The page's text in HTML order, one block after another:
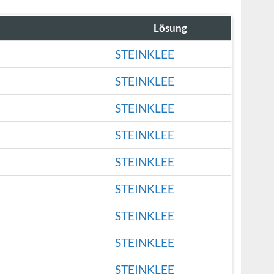
Lösung
STEINKLEE
STEINKLEE
STEINKLEE
STEINKLEE
STEINKLEE
STEINKLEE
STEINKLEE
STEINKLEE
STEINKLEE